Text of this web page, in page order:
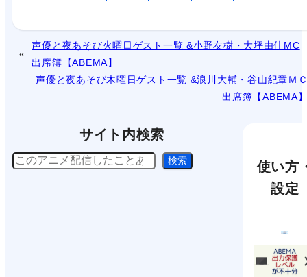
声優と夜あそび火曜日ゲスト一覧 &小野友樹・大坪由佳MC
出席簿【ABEMA】
声優と夜あそび木曜日ゲスト一覧 &浪川大輔・谷山紀章Ｍ
出席簿【ABEMA
サイト内検索
検
検索
使い方
設定